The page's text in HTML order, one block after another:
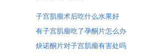
子宫肌瘤术后吃什么水果好
有子宫肌瘤吃了孕酮片怎么办
炔诺酮片对子宫肌瘤有害处吗